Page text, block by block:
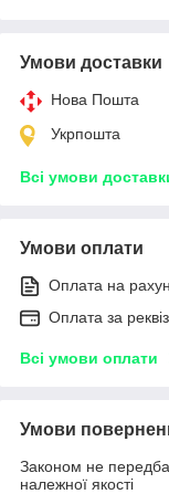
Умови доставки
Нова Пошта
Укрпошта
Всі умови
Умови оплати
Оплата на
Оплата за
Всі умови оплати
Умови
Законом не
належної якості